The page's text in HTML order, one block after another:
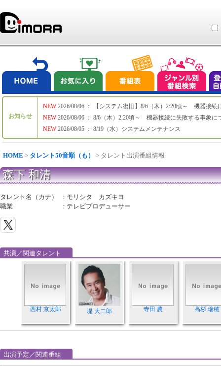
お知らせ
NEW
NEW
NEW
2026/08/06 ： 【システム復旧】8/6（木）2:20頃～ 機器接続
2026/08/06 ： 8/6（木）2:20頃～ 機器接続に失敗する事象に
2026/08/05 ： 8/19（水）システムメンテナンス
HOME > タレント50音順（も） > タレント出演番組情報
森下 和清
タレント名（カナ） ： モリシタ カズキヨ
職業
： テレビプロデューサー
共演／関連タレント
西村 京太郎 堤 大二郎 寺田 農 高杉 瑞穂
出演予定／関連番組